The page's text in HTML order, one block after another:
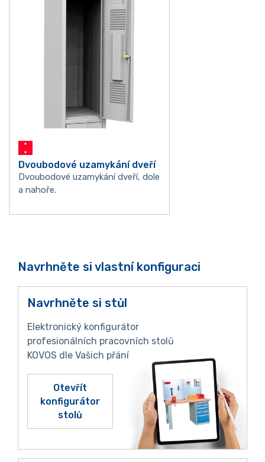
Dvoubodové uzamykání dveří
Dvoubodové uzamykání dveří, dole
a nahoře.
Navrhněte si vlastní konfiguraci
Navrhněte si stůl
Elektronický konfigurátor
profesionálních pracovních stolů
KOVOS dle Vašich přání
Otevřít
konfigurátor
stolů